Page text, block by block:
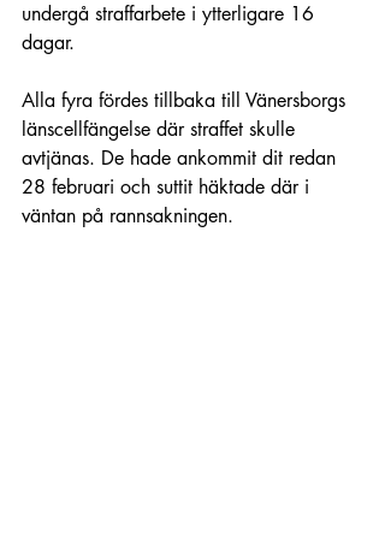
undergå straffarbete i ytterligare 16
dagar.
Alla fyra fördes tillbaka till Vänersborgs
länscellfängelse där straffet skulle
avtjänas. De hade ankommit dit redan
28 februari och suttit häktade där i
väntan på rannsakningen.